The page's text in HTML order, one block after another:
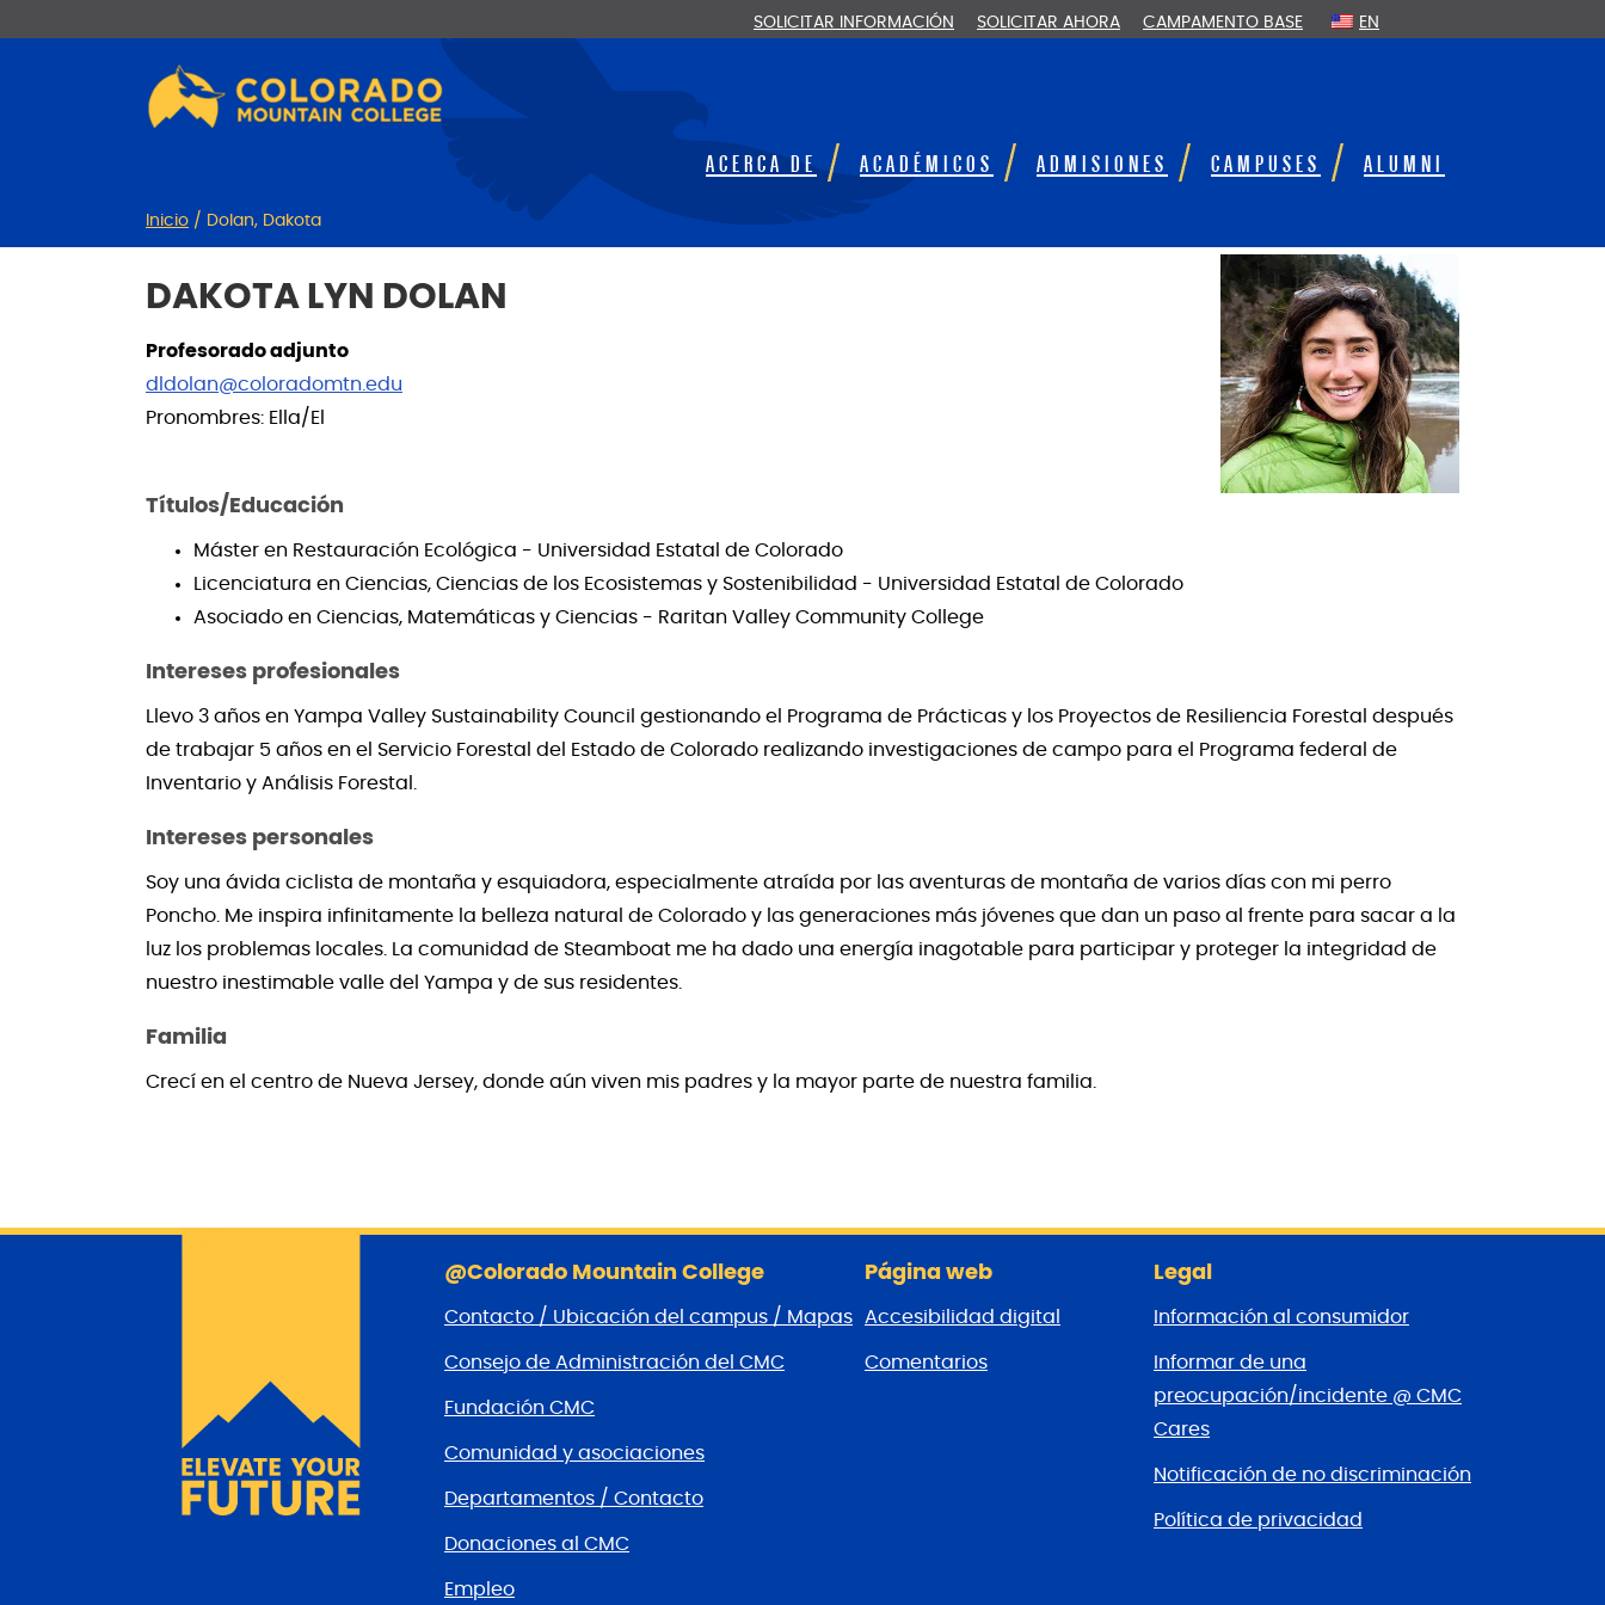
SOLICITAR INFORMACIÓN SOLICITAR AHORA CAMPAMENTO BASE EN
ACERCA DE ACADÉMICOS ADMISIONES CAMPUSES ALUMNI
Inicio / Dolan, Dakota
DAKOTA LYN DOLAN
Profesorado adjunto
dldolan@coloradomtn.edu
Pronombres: Ella/El
Títulos/Educación
Máster en Restauración Ecológica - Universidad Estatal de Colorado
Licenciatura en Ciencias, Ciencias de los Ecosistemas y Sostenibilidad - Universidad Estatal de Colorado
Asociado en Ciencias, Matemáticas y Ciencias - Raritan Valley Community College
Intereses profesionales
Llevo 3 años en Yampa Valley Sustainability Council gestionando el Programa de Prácticas y los Proyectos de Resiliencia Forestal después
de trabajar 5 años en el Servicio Forestal del Estado de Colorado realizando investigaciones de campo para el Programa federal de
Inventario y Análisis Forestal.
Intereses personales
Soy una ávida ciclista de montaña y esquiadora, especialmente atraída por las aventuras de montaña de varios días con mi perro
Poncho. Me inspira infinitamente la belleza natural de Colorado y las generaciones más jóvenes que dan un paso al frente para sacar a la
luz los problemas locales. La comunidad de Steamboat me ha dado una energía inagotable para participar y proteger la integridad de
nuestro inestimable valle del Yampa y de sus residentes.
Familia
Crecí en el centro de Nueva Jersey, donde aún viven mis padres y la mayor parte de nuestra familia.
@Colorado Mountain College
Contacto / Ubicación del campus / Mapas
Consejo de Administración del CMC
Fundación CMC
Comunidad y asociaciones
Departamentos / Contacto
Donaciones al CMC
Empleo
Página web
Accesibilidad digital
Comentarios
Legal
Información al consumidor
Informar de una
preocupación/incidente @ CMC
Cares
Notificación de no discriminación
Política de privacidad